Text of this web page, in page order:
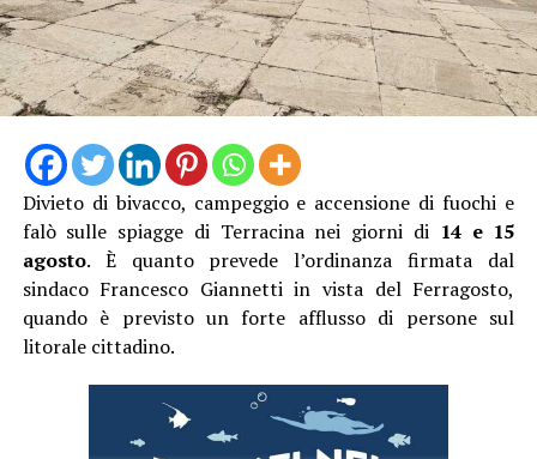
assistito direttamente all’incidente, nonostante il
lungomare fosse particolarmente affollato proprio
nell’ora di punta del sabato.
Divieto di bivacco, campeggio e accensione di fuochi e
falò sulle spiagge di Terracina nei giorni di 14 e 15
agosto. È quanto prevede l’ordinanza firmata dal
sindaco Francesco Giannetti in vista del Ferragosto,
quando è previsto un forte afflusso di persone sul
litorale cittadino.